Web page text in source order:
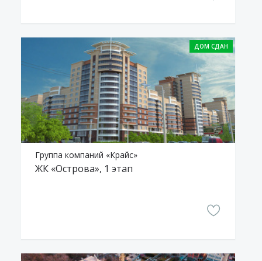
Группа компаний «Крайс»
ЖК «Острова», 1 этап